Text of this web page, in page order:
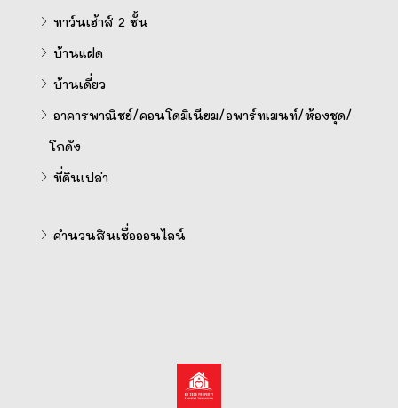
ทาว์นเฮ้าส์ 2 ชั้น
บ้านแฝด
บ้านเดี่ยว
อาคารพาณิชย์/คอนโดมิเนียม/อพาร์ทเมนท์/ห้องชุด/
โกดัง
ที่ดินเปล่า
คำนวนสินเชื่อออนไลน์